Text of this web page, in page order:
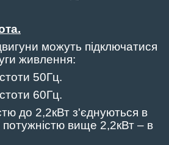
.
можуть підключатися
живлення:
50Гц.
60Гц.
до 2,2кВт з'єднуються в
потужністю вище 2,2кВт – в